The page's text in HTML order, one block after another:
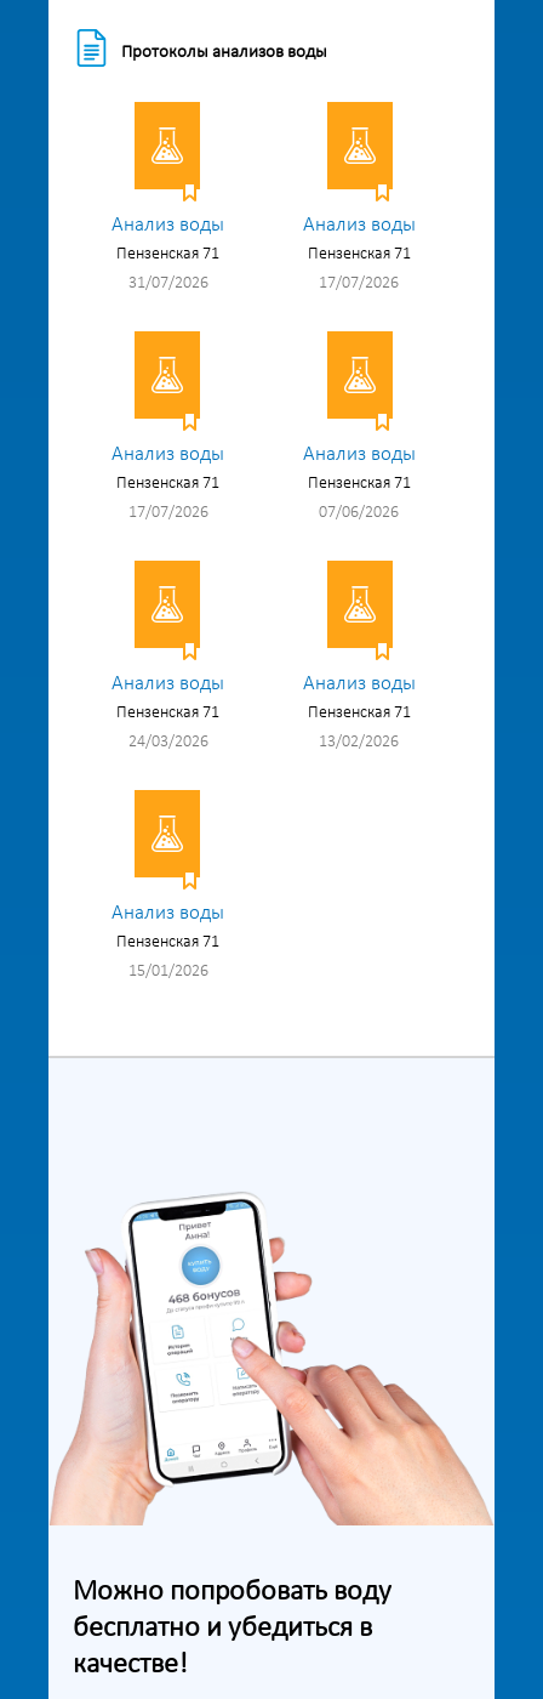
Протоколы анализов воды
Анализ воды
Пензенская 71
31/07/2026
Анализ воды
Пензенская 71
17/07/2026
Анализ воды
Пензенская 71
17/07/2026
Анализ воды
Пензенская 71
07/06/2026
Анализ воды
Пензенская 71
24/03/2026
Анализ воды
Пензенская 71
13/02/2026
Анализ воды
Пензенская 71
15/01/2026
Можно попробовать воду
бесплатно и убедиться в
качестве!